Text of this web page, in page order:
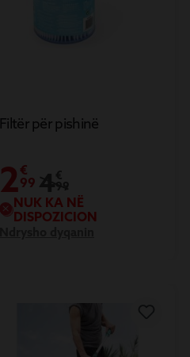
Filtër për pishinë
2€
99
NUK KA NË
DISPOZICION